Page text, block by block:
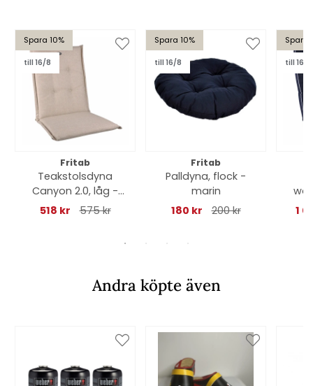
Spara 10%
till 16/8
Fritab
Teakstolsdyna
Canyon 2.0, låg -
ecru
518 kr 575 kr
Spara 10%
till 16/8
Fritab
Palldyna, flock -
marin
180 kr
200 kr
Spara
till 16/8
1
Andra köpte även